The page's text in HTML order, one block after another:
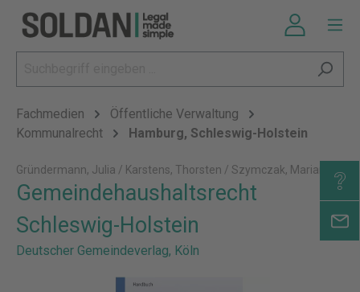
Fachmedien
Öffentliche Verwaltung
Kommunalrecht
Hamburg, Schleswig-Holstein
Gründermann, Julia / Karstens, Thorsten / Szymczak, Marian
Gemeindehaushaltsrecht
Schleswig-Holstein
Deutscher Gemeindeverlag, Köln